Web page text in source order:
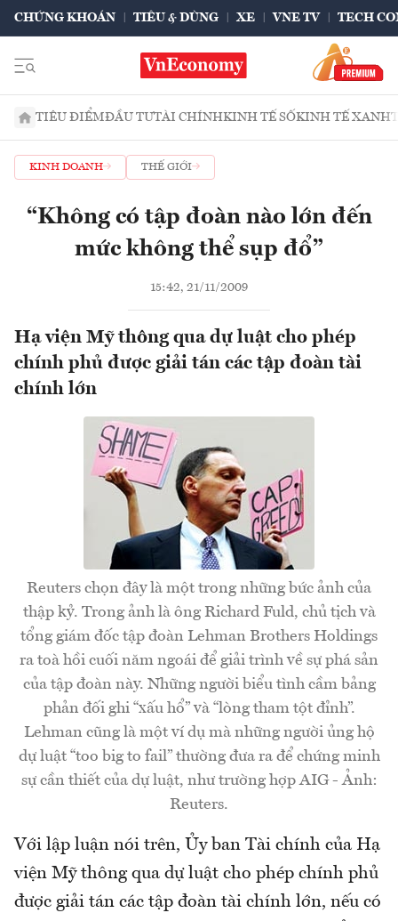
CHỨNG KHOÁN TIÊU & DÙNG XE VNE TV TECH
TIÊU ĐIỂMĐẦU TƯTÀI CHÍNHKINH TẾ SỐKINH TẾ XANH
KINH DOANH THẾ GIỚI
“Không có tập đoàn nào lớn đến
mức không thể sụp đổ”
15:42, 21/11/2009
Hạ viện Mỹ thông qua dự luật cho phép
chính phủ được giải tán các tập đoàn tài
chính lớn
Reuters chọn đây là một trong những bức ảnh của
thập kỷ. Trong ảnh là ông Richard Fuld, chủ tịch và
tổng giám đốc tập đoàn Lehman Brothers Holdings
ra toà hồi cuối năm ngoái để giải trình về sự phá sản
của tập đoàn này. Những người biểu tình cầm bảng
phản đối ghi “xấu hổ” và “lòng tham tột đỉnh”.
Lehman cũng là một ví dụ mà những người ủng hộ
dự luật “too big to fail” thường đưa ra để chứng minh
sự cần thiết của dự luật, như trường hợp AIG - Ảnh:
Reuters.
Với lập luận nói trên, Ủy ban Tài chính của Hạ
viện Mỹ thông qua dự luật cho phép chính phủ
được giải tán các tập đoàn tài chính lớn, nếu có